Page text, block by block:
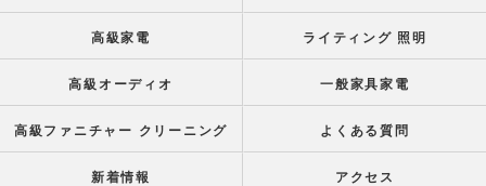
高級家電 ライティング 照明
高級オーディオ 一般家具家電
高級ファニチャー クリーニング よくある質問
新着情報 アクセス